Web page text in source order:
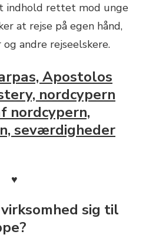
indhold rettet mod unge
at rejse på egen hånd,
andre rejseelskere.
♥
sig til